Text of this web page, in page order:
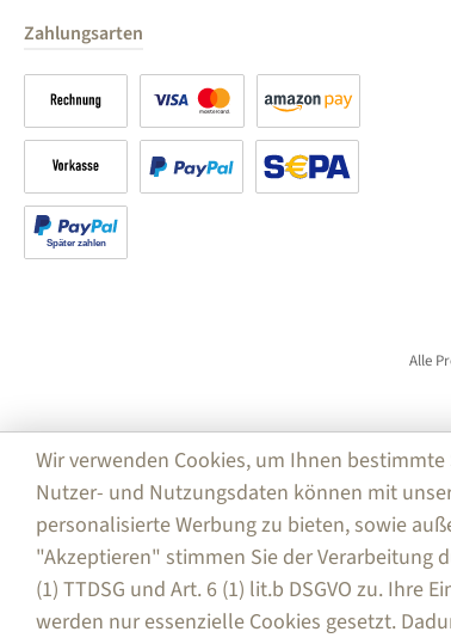
Zahlungsarten
Kreditkarte Amazon Pay
Vorkasse
Rechnung
Alle
Wir verwenden Cookies, um Ihnen
Nutzer- und Nutzungsdaten können mit
personalisierte Werbung zu bieten, sowie
"Akzeptieren" stimmen Sie der Verarbeitung
(1) TTDSG und Art. 6 (1) lit.b DSGVO zu.
werden nur essenzielle Cookies gesetzt.